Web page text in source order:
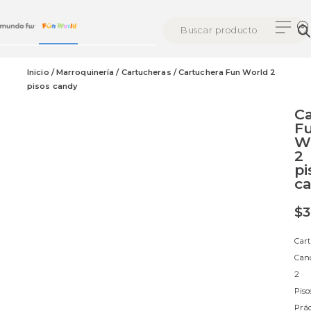
Inicio /Marroquinería / Cartucheras / Cartuchera Fun World 2
pisos candy
2
$
2